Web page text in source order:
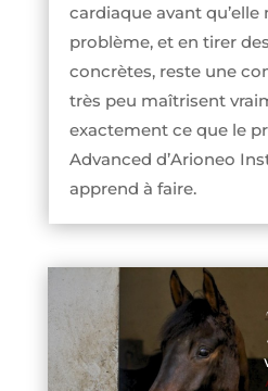
cardiaque avant qu’elle
problème, et en tirer
concrètes, reste une
très peu maîtrisent
exactement ce que le
Advanced d’Arioneo
apprend à faire.